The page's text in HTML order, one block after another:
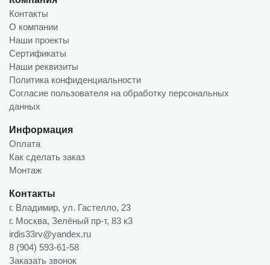
Контакты
О компании
Наши проекты
Сертификаты
Наши реквизиты
Политика конфиденциальности
Согласие пользователя на обработку персональных
данных
Информация
Оплата
Как сделать заказ
Монтаж
Контакты
г. Владимир, ул. Гастелло, 23
г. Москва, Зелёный пр-т, 83 к3
irdis33rv@yandex.ru
8 (904) 593-61-58
Заказать звонок